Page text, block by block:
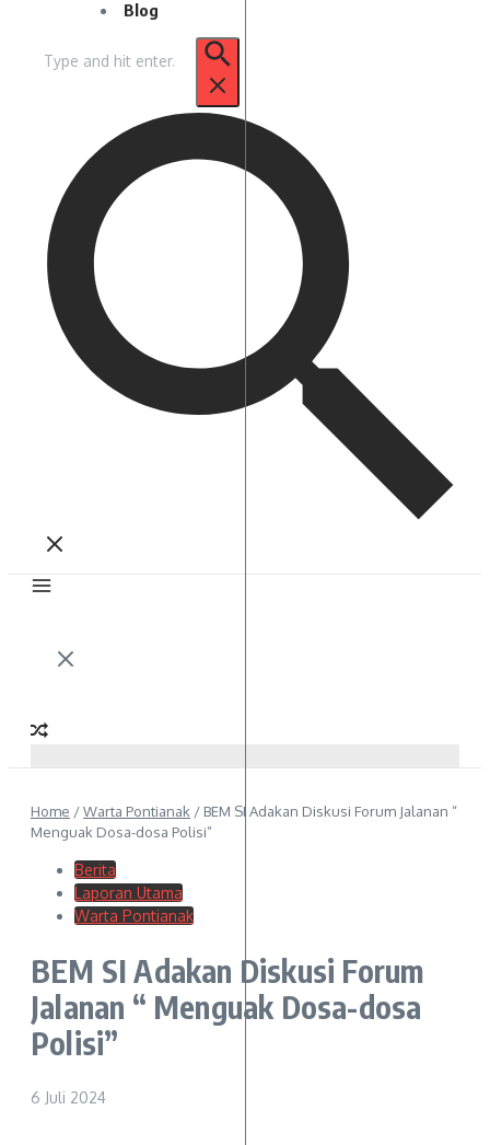
Blog
untuk:
Home /Warta Pontianak / BEM SI Adakan Diskusi Forum Jalanan “
Menguak Dosa-dosa Polisi”
Berita
Laporan Utama
Warta Pontianak
BEM SI Adakan Diskusi Forum
Jalanan “ Menguak Dosa-dosa
Polisi”
6 Juli 2024